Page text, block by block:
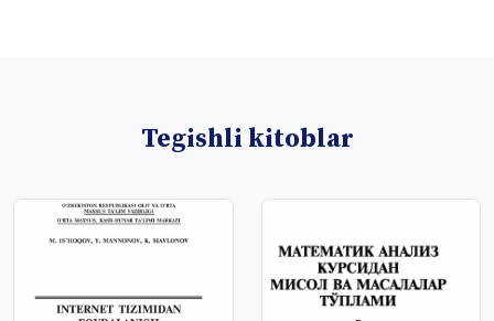
Tegishli kitoblar